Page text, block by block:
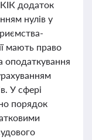
додаток
нулів у
мають право
оподаткування
У сфері
порядок